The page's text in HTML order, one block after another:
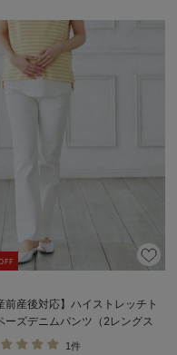
前産後対応】ハイストレッチト
ーズデニムパンツ（2レングス
）【出産後も長く使える】
1件